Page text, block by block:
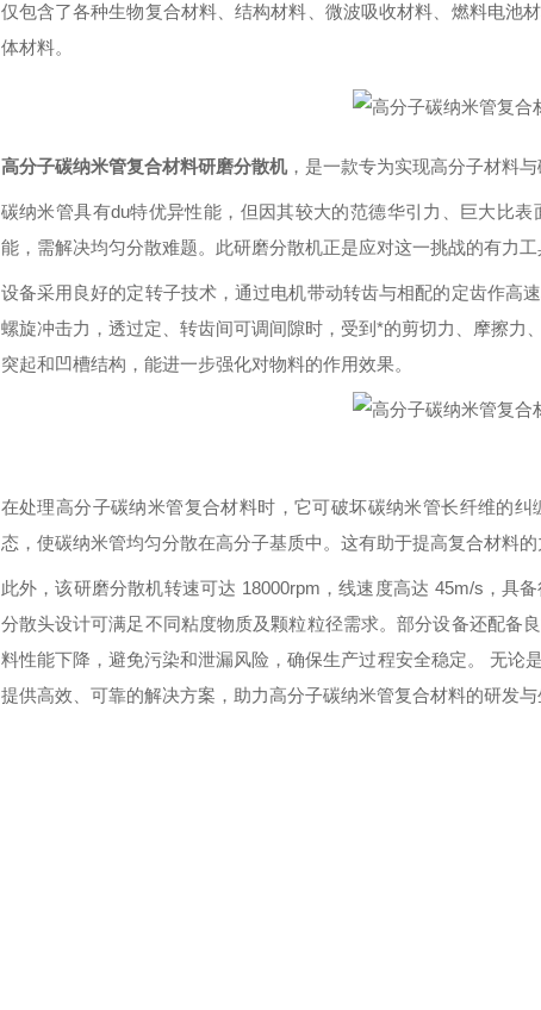
仅包含了各种生物复合材料、结构材料、微波吸收材料、燃料电池
体材料。
高分子碳纳米管复合材料研磨分散机，是一款专为实现高分子材料
碳纳米管具有du特优异性能，但因其较大的范德华引力、巨大比
能，需解决均匀分散难题。此研磨分散机正是应对这一挑战的有力工
设备采用良好的定转子技术，通过电机带动转齿与相配的定齿作高
螺旋冲击力，透过定、转齿间可调间隙时，受到*的剪切力、摩擦
突起和凹槽结构，能进一步强化对物料的作用效果。
在处理高分子碳纳米管复合材料时，它可破坏碳纳米管长纤维的
态，使碳纳米管均匀分散在高分子基质中。这有助于提高复合材料
此外，该研磨分散机转速可达 18000rpm，线速度高达 45m/s，具
分散头设计可满足不同粘度物质及颗粒粒径需求。部分设备还配备
料性能下降，避免污染和泄漏风险，确保生产过程安全稳定。 无论
提供高效、可靠的解决方案，助力高分子碳纳米管复合材料的研发与